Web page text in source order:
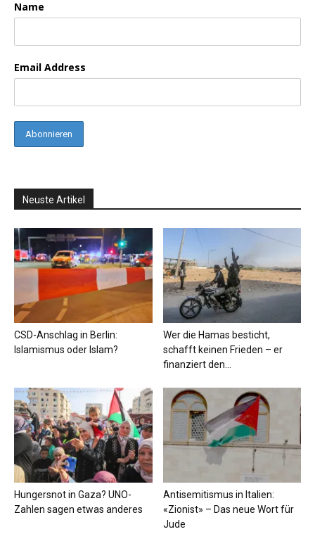
Name
Email Address
Neuste Artikel
CSD-Anschlag in Berlin:
Islamismus oder Islam?
Wer die Hamas besticht,
schafft keinen Frieden – er
finanziert den...
Hungersnot in Gaza? UNO-
Zahlen sagen etwas anderes
Antisemitismus in Italien:
«Zionist» – Das neue Wort für
Jude